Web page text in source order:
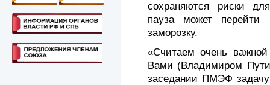
сохраняются риски
пауза может перейти
заморозку.
«Считаем очень
Вами (Владимиром
заседании ПМЭФ задачу